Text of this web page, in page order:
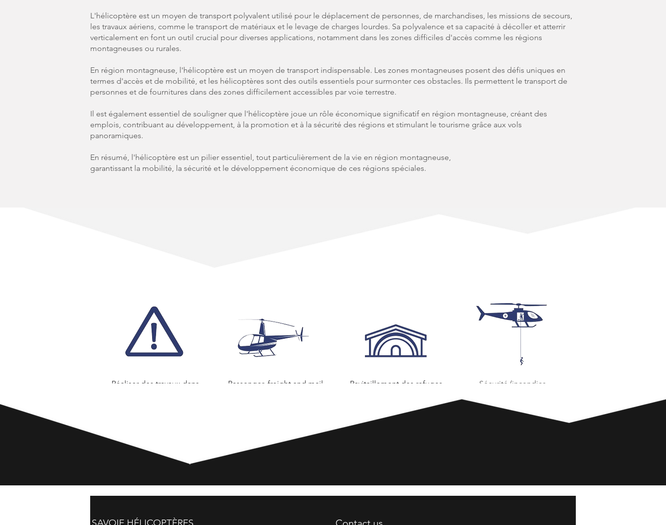
L'hélicoptère est un moyen de transport polyvalent utilisé pour le déplacement de personnes, de marchandises, les missions de secours,
les travaux aériens, comme le transport de matériaux et le levage de charges lourdes. Sa polyvalence et sa capacité à décoller et atterrir
verticalement en font un outil crucial pour diverses applications, notamment dans les zones difficiles d'accès comme les régions
montagneuses ou rurales.
En région montagneuse, l'hélicoptère est un moyen de transport indispensable. Les zones montagneuses posent des défis uniques en
termes d'accès et de mobilité, et les hélicoptères sont des outils essentiels pour surmonter ces obstacles. Ils permettent le transport de
personnes et de fournitures dans des zones difficilement accessibles par voie terrestre.
Il est également essentiel de souligner que l'hélicoptère joue un rôle économique significatif en région montagneuse, créant des
emplois, contribuant au développement, à la promotion et à la sécurité des régions et stimulant le tourisme grâce aux vols
panoramiques.
En résumé, l'hélicoptère est un pilier essentiel, tout particulièrement de la vie en région montagneuse,
garantissant la mobilité, la sécurité et le développement économique de ces régions spéciales.
Réaliser des travaux dans
Passenger, freight and mail
Ravitaillement des refuges
Sécurité (incendies,
SAVOIE HÉLICOPTÈRES